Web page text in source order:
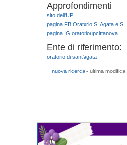
Approfondimenti
sito dell'UP
pagina FB Oratorio S: Agata e S.
pagina IG oratorioupcittanova
Ente di riferimento:
oratorio di sant'agata
nuova ricerca - ultima